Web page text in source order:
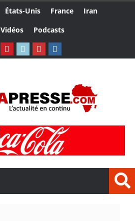
États-Unis France
Iran
Vidéos Podcasts